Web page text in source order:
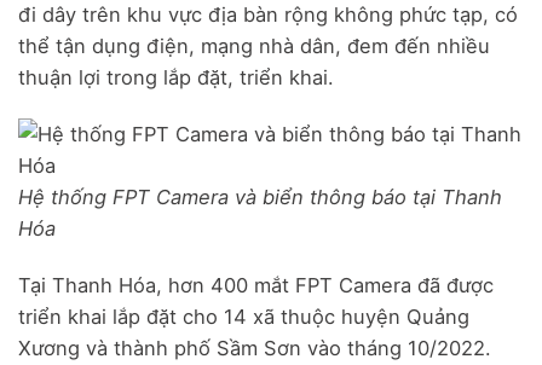
đi dây trên khu vực địa bàn rộng không phức tạp, có
thể tận dụng điện, mạng nhà dân, đem đến nhiều
thuận lợi trong lắp đặt, triển khai.
Hệ thống FPT Camera và biển thông báo tại Thanh
Hóa
Tại Thanh Hóa, hơn 400 mắt FPT Camera đã được
triển khai lắp đặt cho 14 xã thuộc huyện Quảng
Xương và thành phố Sầm Sơn vào tháng 10/2022.